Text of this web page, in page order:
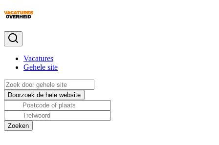
Vacatures
Gehele site